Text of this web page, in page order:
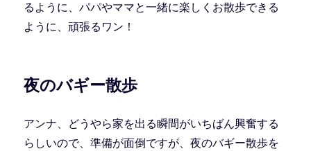
るように、パパやママと一緒に楽しくお散歩できる
ように、頑張るワン！
夜のバギー散歩
アンナ、どうやら家を出る瞬間がいちばん興奮する
らしいので、準備が面倒ですが、夜のバギー散歩を